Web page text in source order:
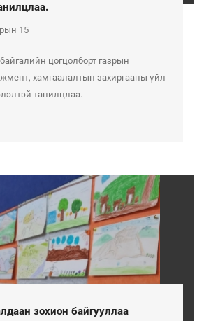
15
цогцолборт газрын
хамгаалалтын захиргааны үйл
танилцлаа.
зохион байгууллаа